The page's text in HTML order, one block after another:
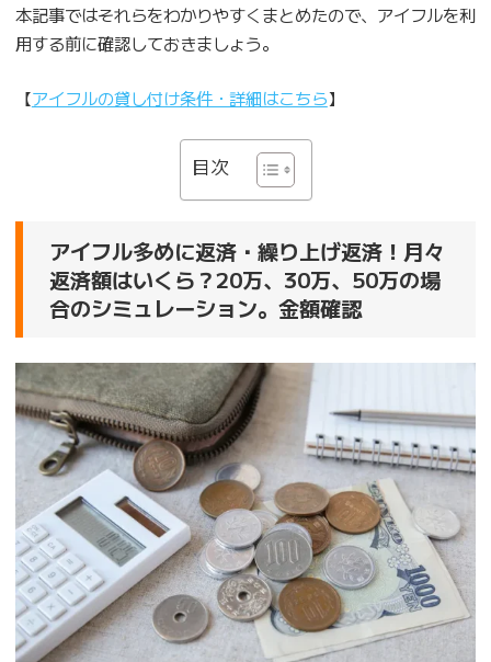
本記事ではそれらをわかりやすくまとめたので、アイフルを利
用する前に確認しておきましょう。
【アイフルの貸し付け条件・詳細はこちら】
目次
アイフル多めに返済・繰り上げ返済！月々
返済額はいくら？20万、30万、50万の場
合のシミュレーション。金額確認